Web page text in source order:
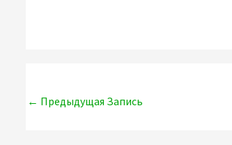
k
Навигация
← Предыдущая Запись